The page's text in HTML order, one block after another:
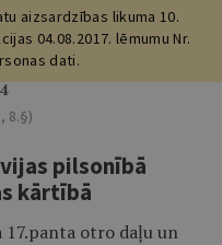
aizsardzības likuma 10.
04.08.2017. lēmumu Nr.
dati.
8.§)
pilsonībā
kārtībā
17.panta otro daļu un